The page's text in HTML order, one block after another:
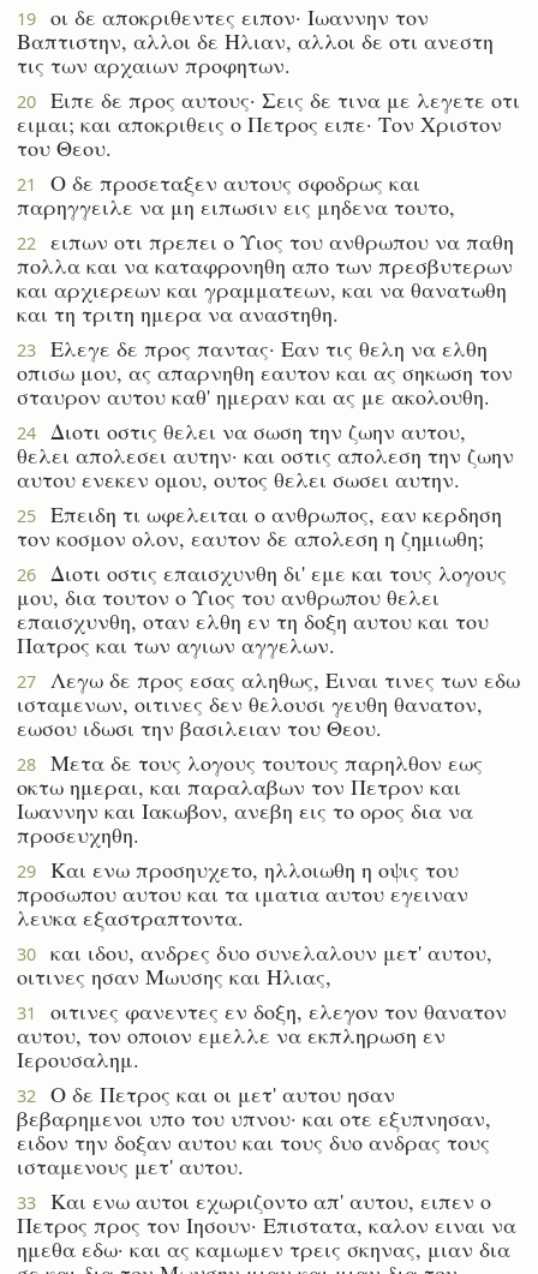
19
οι δε αποκριθεντες ειπον· Ιωαννην τον
Βαπτιστην, αλλοι δε Ηλιαν, αλλοι δε οτι ανεστη
τις των αρχαιων προφητων.
20
Ειπε δε προς αυτους· Σεις δε τινα με λεγετε οτι
ειμαι; και αποκριθεις ο Πετρος ειπε· Τον Χριστον
του Θεου.
21
Ο δε προσεταξεν αυτους σφοδρως και
παρηγγειλε να μη ειπωσιν εις μηδενα τουτο,
22
ειπων οτι πρεπει ο Υιος του ανθρωπου να παθη
πολλα και να καταφρονηθη απο των πρεσβυτερων
και αρχιερεων και γραμματεων, και να θανατωθη
και τη τριτη ημερα να αναστηθη.
23
Ελεγε δε προς παντας· Εαν τις θελη να ελθη
οπισω μου, ας απαρνηθη εαυτον και ας σηκωση τον
σταυρον αυτου καθ' ημεραν και ας με ακολουθη.
24
Διοτι οστις θελει να σωση την ζωην αυτου,
θελει απολεσει αυτην· και οστις απολεση την ζωην
αυτου ενεκεν ομου, ουτος θελει σωσει αυτην.
25
Επειδη τι ωφελειται ο ανθρωπος, εαν κερδηση
τον κοσμον ολον, εαυτον δε απολεση η ζημιωθη;
26
Διοτι οστις επαισχυνθη δι' εμε και τους λογους
μου, δια τουτον ο Υιος του ανθρωπου θελει
επαισχυνθη, οταν ελθη εν τη δοξη αυτου και του
Πατρος και των αγιων αγγελων.
27
Λεγω δε προς εσας αληθως, Ειναι τινες των εδω
ισταμενων, οιτινες δεν θελουσι γευθη θανατον,
εωσου ιδωσι την βασιλειαν του Θεου.
28
Μετα δε τους λογους τουτους παρηλθον εως
οκτω ημεραι, και παραλαβων τον Πετρον και
Ιωαννην και Ιακωβον, ανεβη εις το ορος δια να
προσευχηθη.
29
Και ενω προσηυχετο, ηλλοιωθη η οψις του
προσωπου αυτου και τα ιματια αυτου εγειναν
λευκα εξαστραπτοντα.
30
και ιδου, ανδρες δυο συνελαλουν μετ' αυτου,
οιτινες ησαν Μωυσης και Ηλιας,
31
οιτινες φανεντες εν δοξη, ελεγον τον θανατον
αυτου, τον οποιον εμελλε να εκπληρωση εν
Ιερουσαλημ.
32
Ο δε Πετρος και οι μετ' αυτου ησαν
βεβαρημενοι υπο του υπνου· και οτε εξυπνησαν,
ειδον την δοξαν αυτου και τους δυο ανδρας τους
ισταμενους μετ' αυτου.
33
Και ενω αυτοι εχωριζοντο απ' αυτου, ειπεν ο
Πετρος προς τον Ιησουν· Επιστατα, καλον ειναι να
ημεθα εδω· και ας καμωμεν τρεις σκηνας, μιαν δια